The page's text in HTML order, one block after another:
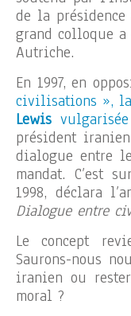
de la
grand colloque
Autriche.
En 1997, en
civilisations »,
Lewis
président iranien
dialogue entre
mandat. C’est
1998, déclara
Dialogue entre
Le concept
Saurons-nous
iranien ou
moral ?